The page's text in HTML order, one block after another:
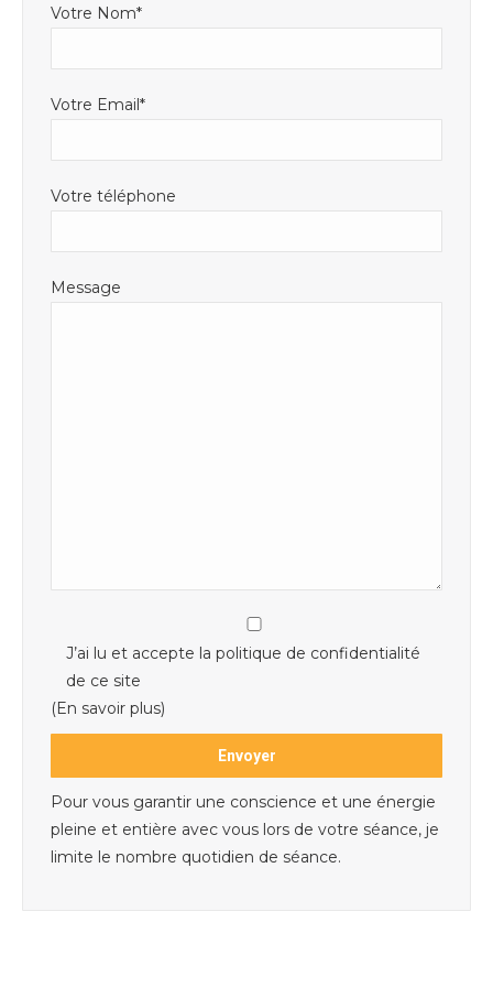
Votre Nom*
Votre Email*
Votre téléphone
Message
J’ai lu et accepte la politique de confidentialité
de ce site
(En savoir plus)
Pour vous garantir une conscience et une énergie
pleine et entière avec vous lors de votre séance, je
limite le nombre quotidien de séance.